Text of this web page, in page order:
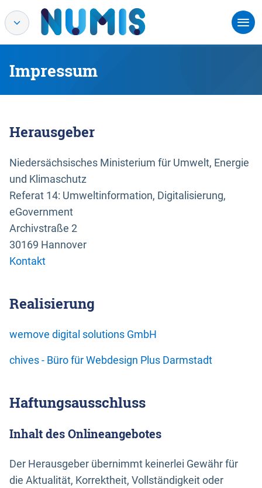
Impressum
Herausgeber
Niedersächsisches Ministerium für Umwelt, Energie
und Klimaschutz
Referat 14: Umweltinformation, Digitalisierung,
eGovernment
Archivstraße 2
30169 Hannover
Kontakt
Realisierung
wemove digital solutions GmbH
chives - Büro für Webdesign Plus Darmstadt
Haftungsausschluss
Inhalt des Onlineangebotes
Der Herausgeber übernimmt keinerlei Gewähr für
die Aktualität, Korrektheit, Vollständigkeit oder